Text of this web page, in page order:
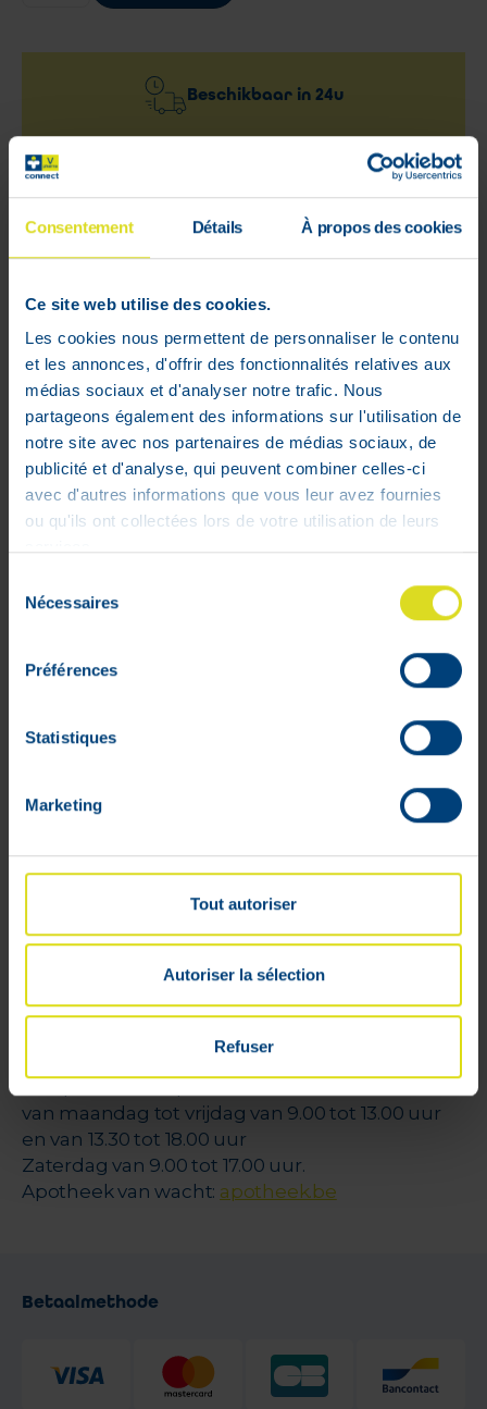
Consentement Détails À propos des cookies
Ce site web utilise des cookies.
Les cookies nous permettent de personnaliser le contenu
et les annonces, d'offrir des fonctionnalités relatives aux
médias sociaux et d'analyser notre trafic. Nous
partageons également des informations sur l'utilisation de
notre site avec nos partenaires de médias sociaux, de
publicité et d'analyse, qui peuvent combiner celles-ci
avec d'autres informations que vous leur avez fournies
ou qu'ils ont collectées lors de votre utilisation de leurs
Nécessaires
Préférences
Statistiques
Marketing
Tout autoriser
Autoriser la sélection
Refuser
Beschikbaar in 24u
vanaf €59
betaling gegarandeerd
Profiel
Bestelmandje
Verlanglijstjes
Retourneren
Leveringsprijs
Juridische geschillen
VPharma
V-Pharma
rue de Limbourg, 31 A
4800 Verviers (Belgique)
van maandag tot vrijdag van 9.00 tot 13.00 uur
en van 13.30 tot 18.00 uur
Zaterdag van 9.00 tot 17.00 uur.
Apotheek van wacht: apotheek.be
Betaalmethode